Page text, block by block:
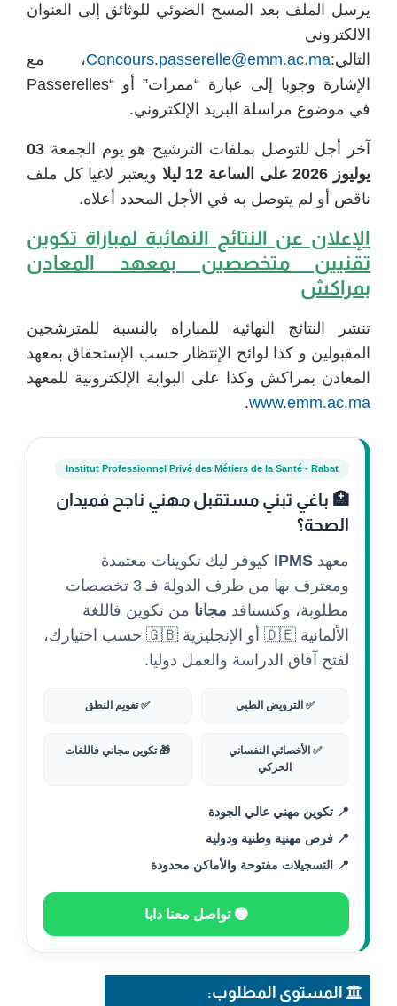
يرسل الملف بعد المسح الضوئي للوثائق إلى العنوان
الالكتروني
التالي:Concours.passerelle@emm.ac.ma، مع
الإشارة وجوبا إلى عبارة “ممرات” أو “Passerelles
في موضوع مراسلة البريد الإلكتروني.
آخر أجل للتوصل بملفات الترشيح هو يوم الجمعة 03
يوليوز 2026 على الساعة 12 ليلا
ويعتبر لاغيا كل ملف
ناقص أو لم يتوصل به في الأجل المحدد أعلاه.
الإعلان عن النتائج النهائية لمباراة تكوين
تقنيين متخصصين بمعهد المعادن
بمراكش
تنشر النتائج النهائية للمباراة بالنسبة للمترشحين
المقبولين و كذا لوائح الإنتظار حسب الإستحقاق بمعهد
المعادن بمراكش وكذا على البوابة الإلكترونية للمعهد
www.emm.ac.ma
.
Institut Professionnel Privé des Métiers de la Santé - Rabat
🏥 باغي تبني مستقبل مهني ناجح فميدان
الصحة؟
معهد IPMS كيوفر ليك تكوينات معتمدة
ومعترف بها من طرف الدولة فـ 3 تخصصات
مطلوبة، وكتستافد مجانا من تكوين فاللغة
الألمانية 🇩🇪 أو الإنجليزية 🇬🇧 حسب اختيارك،
لفتح آفاق الدراسة والعمل دوليا.
✅ الترويض الطبي ✅ تقويم النطق
✅ الأخصائي النفساني
الحركي
🎁 تكوين مجاني فاللغات
📍 تكوين مهني عالي الجودة
📍 فرص مهنية وطنية ودولية
📍 التسجيلات مفتوحة والأماكن محدودة
🟢 تواصل معنا دابا
المستوى المطلوب: